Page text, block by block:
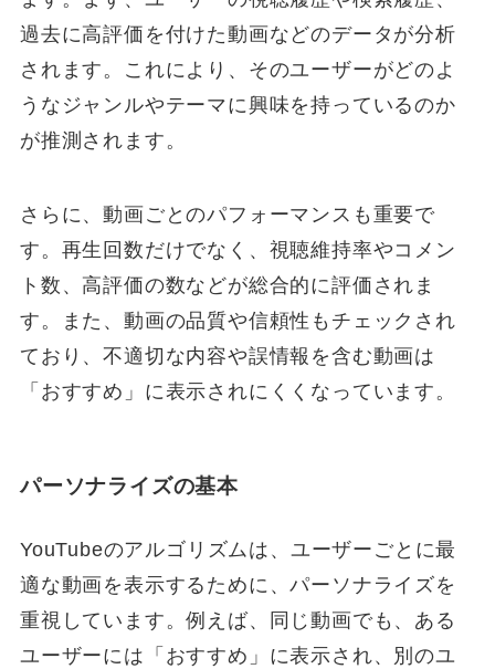
過去に高評価を付けた動画などのデータが分析
されます。これにより、そのユーザーがどのよ
うなジャンルやテーマに興味を持っているのか
が推測されます。
さらに、動画ごとのパフォーマンスも重要で
す。再生回数だけでなく、視聴維持率やコメン
ト数、高評価の数などが総合的に評価されま
す。また、動画の品質や信頼性もチェックされ
ており、不適切な内容や誤情報を含む動画は
「おすすめ」に表示されにくくなっています。
パーソナライズの基本
YouTubeのアルゴリズムは、ユーザーごとに最
適な動画を表示するために、パーソナライズを
重視しています。例えば、同じ動画でも、ある
ユーザーには「おすすめ」に表示され、別のユ